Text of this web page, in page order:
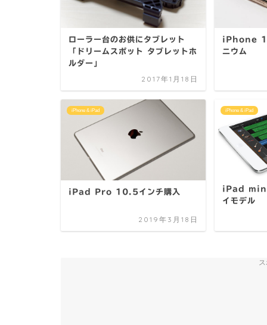
ローラー台のお供にタブレット
「ドリームスポット タブレットホ
ルダー」
2017年1月18日
iPhone
ニウム
iPhone & iPad
iPad Pro 10.5インチ購入
2019年3月18日
iPhone & iPad
iPad
イモデル